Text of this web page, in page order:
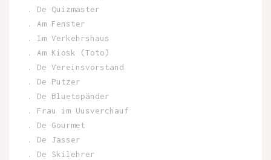
. De Quizmaster
. Am Fenster
. Im Verkehrshaus
. Am Kiosk (Toto)
. De Vereinsvorstand
. De Putzer
. De Bluetspänder
. Frau im Uusverchauf
. De Gourmet
. De Jasser
. De Skilehrer